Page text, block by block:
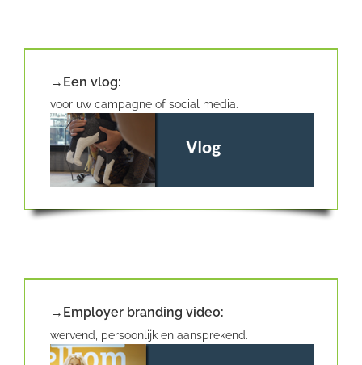
→Een vlog:
voor uw campagne of social media.
→Employer branding video:
wervend, persoonlijk en aansprekend.